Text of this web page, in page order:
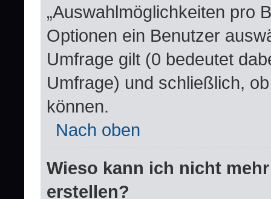
„Auswahlmöglichkeiten pro
Optionen ein Benutzer
Umfrage gilt (0 bedeutet
Umfrage) und schließlich,
können.
Nach oben
Wieso kann ich nicht
erstellen?